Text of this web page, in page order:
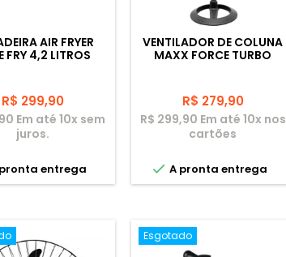
AIR FRYER
FRY 4,2 LITROS
Preço
R$ 299,90
Em até 10x sem
juros.
entrega
VENTILADOR DE COLUNA
MAXX FORCE TURBO
Preço
R$ 279,90
R$ 299,90 Em até 10x nos
cartões
 A pronta entrega
Esgotado